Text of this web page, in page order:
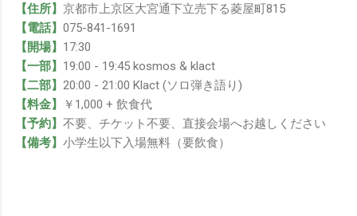
【住所】 京都市上京区大宮通下立売下る菱屋町815
【電話】 075-841-1691
【開場】 17:30
【一部】 19:00 - 19:45 kosmos & klact
【二部】 20:00 - 21:00 Klact (ソロ弾き語り)
【料金】
￥1,000 + 飲食代
【予約】 不要、チケット不要、直接会場へお越しください
【備考】 小学生以下入場無料（要飲食）